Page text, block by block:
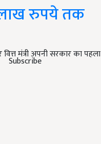
Subscribe
रुपये तक
मंत्री अपनी सरकार का पहला